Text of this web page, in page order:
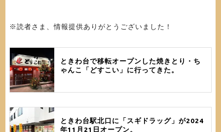
※読者さま、情報提供ありがとうございました！
ときわ台で移転オープンした焼きとり・ち
ゃんこ「どすこい」に行ってきた。
ときわ台駅北口に「スギドラッグ」が2024
年11月21日オープン。